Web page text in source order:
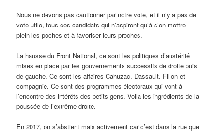
Nous ne devons pas cautionner par notre vote, et il n’y a pas de
vote utile, tous ces candidats qui n’aspirent qu’à s’en mettre
plein les poches et à favoriser leurs proches.
La hausse du Front National, ce sont les politiques d’austérité
mises en place par les gouvernements successifs de droite puis
de gauche. Ce sont les affaires Cahuzac, Dassault, Fillon et
compagnie. Ce sont des programmes électoraux qui vont à
l’encontre des intérêts des petits gens. Voilà les ingrédients de la
poussée de l’extrême droite.
En 2017, on s’abstient mais activement car c’est dans la rue que